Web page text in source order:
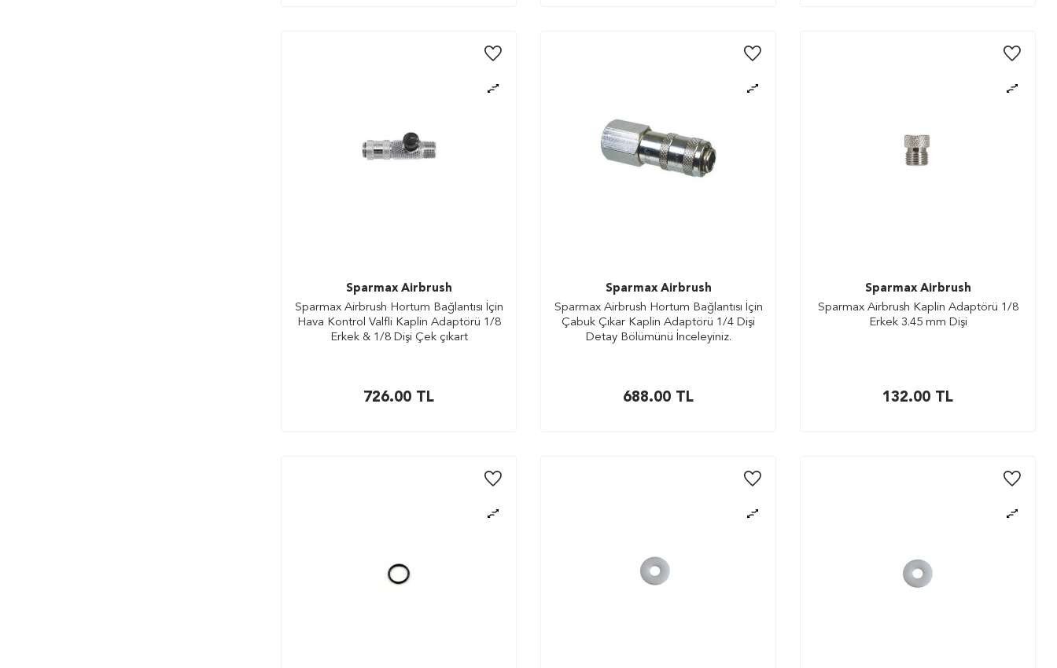
Sparmax Airbrush
Sparmax Airbrush Hortum Bağlantısı İçin
Hava Kontrol Valfli Kaplin Adaptörü 1/8
Erkek & 1/8 Dişi Çek çıkart
726.00 TL
Sparmax Airbrush
Sparmax Airbrush Hortum Bağlantısı İçin
Çabuk Çıkar Kaplin Adaptörü 1/4 Dişi
Detay Bölümünü İnceleyiniz.
688.00 TL
Sparmax Airbrush
Sparmax Airbrush Kaplin Adaptörü 1/8
Erkek 3.45 mm Dişi
132.00 TL